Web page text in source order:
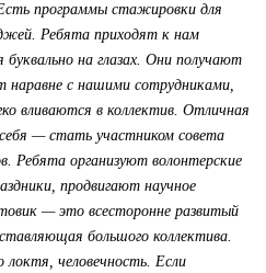
программы стажировки для
Ребята приходят к нам
на глазах. Они получают
наравне с нашими сотрудниками,
вливаются в коллектив. Отличная
— стать участником совета
Ребята организуют волонтерские
продвигают научное
— это всесторонне развитый
большого коллектива.
локтя, человечность. Если